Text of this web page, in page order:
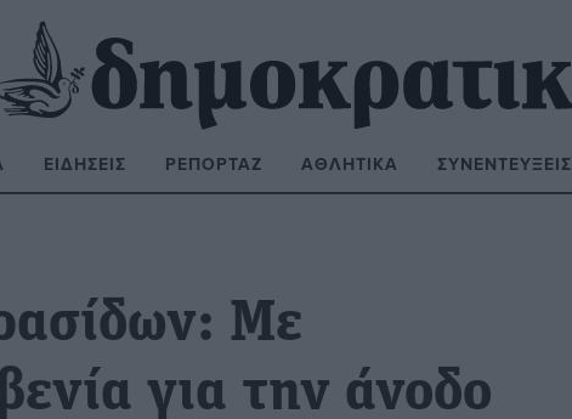
ΕΙΔΉΣΕΙΣ ΡΕΠΟΡΤΆΖ ΑΘΛΗΤΙΚΆ ΣΥΝΕΝΤΕΎΞΕΙΣ
Με
για την άνοδο